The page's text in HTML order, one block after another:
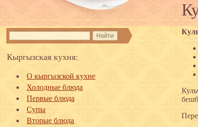
Кыргызская кухня:
О кыргызской кухне
Холодные блюда
Первые блюда
Супы
Вторые блюда